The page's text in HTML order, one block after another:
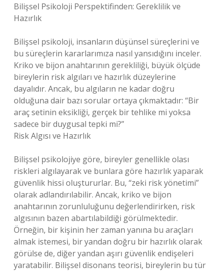
Bilişsel Psikoloji Perspektifinden: Gereklilik ve
Hazırlık
Bilişsel psikoloji, insanların düşünsel süreçlerini ve
bu süreçlerin kararlarımıza nasıl yansıdığını inceler.
Kriko ve bijon anahtarının gerekliliği, büyük ölçüde
bireylerin risk algıları ve hazırlık düzeylerine
dayalıdır. Ancak, bu algıların ne kadar doğru
olduğuna dair bazı sorular ortaya çıkmaktadır: “Bir
araç setinin eksikliği, gerçek bir tehlike mi yoksa
sadece bir duygusal tepki mi?”
Risk Algısı ve Hazırlık
Bilişsel psikolojiye göre, bireyler genellikle olası
riskleri algılayarak ve bunlara göre hazırlık yaparak
güvenlik hissi oluştururlar. Bu, “zeki risk yönetimi”
olarak adlandırılabilir. Ancak, kriko ve bijon
anahtarının zorunluluğunu değerlendirirken, risk
algısının bazen abartılabildiği görülmektedir.
Örneğin, bir kişinin her zaman yanına bu araçları
almak istemesi, bir yandan doğru bir hazırlık olarak
görülse de, diğer yandan aşırı güvenlik endişeleri
yaratabilir. Bilişsel disonans teorisi, bireylerin bu tür